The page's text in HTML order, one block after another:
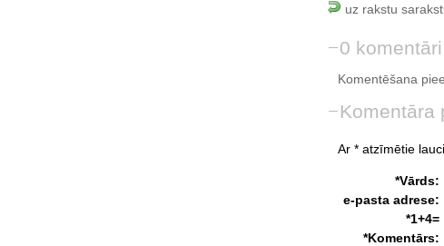
uz rakstu
0 komentāri
Komentēšana
Komentāra
Ar * atzīmētie
*Vārds:
e-pasta adrese:
*1+4=
*Komentārs: